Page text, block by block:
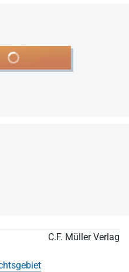
C.F. Müller Verlag
Warenkorb